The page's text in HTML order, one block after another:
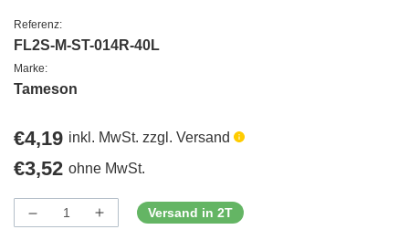
Referenz:
FL2S-M-ST-014R-40L
Marke:
Tameson
Regulärer
Preis
€4,19 inkl. MwSt. zzgl. Versand
Regulärer
Preis
€3,52 ohne MwSt.
Menge
Menge
verringern
Menge
erhöhen
Versand in 2T